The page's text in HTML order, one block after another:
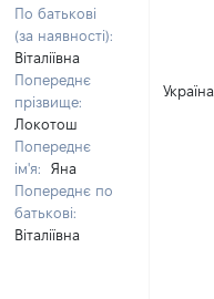
По батькові
(за наявності):
Віталіївна
Попереднє
прізвище:
Локотош
Попереднє
ім'я:
Яна
Попереднє по
батькові:
Віталіївна
Україна